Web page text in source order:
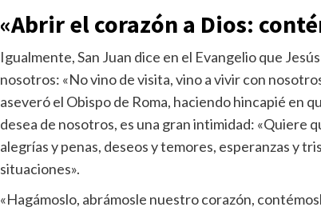
«Abrir el corazón a Dios:
Igualmente, San Juan dice en el Evangelio que
nosotros: «No vino de visita, vino a vivir con
aseveró el Obispo de Roma, haciendo hincapié en
desea de nosotros, es una gran intimidad: «Quiere
alegrías y penas, deseos y temores, esperanzas y
situaciones».
«Hagámoslo, abrámosle nuestro corazón,